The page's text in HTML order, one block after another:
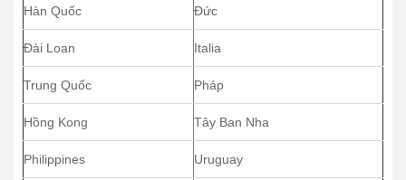
Hàn Quốc Đức
Đài Loan Italia
Trung Quốc Pháp
Hồng Kong Tây Ban Nha
Philippines Uruguay